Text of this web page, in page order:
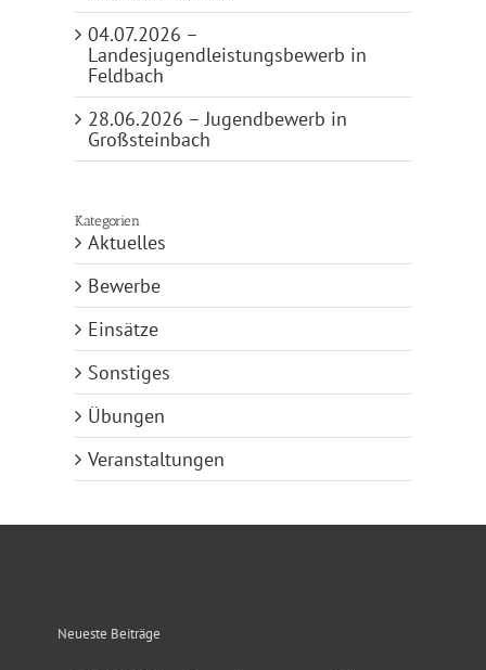
04.07.2026 –
Landesjugendleistungsbewerb in
Feldbach
28.06.2026 – Jugendbewerb in
Großsteinbach
Kategorien
Aktuelles
Bewerbe
Einsätze
Sonstiges
Übungen
Veranstaltungen
Neueste Beiträge